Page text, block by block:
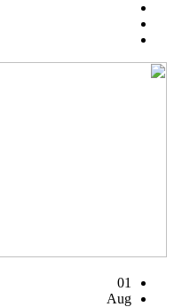
01
Aug